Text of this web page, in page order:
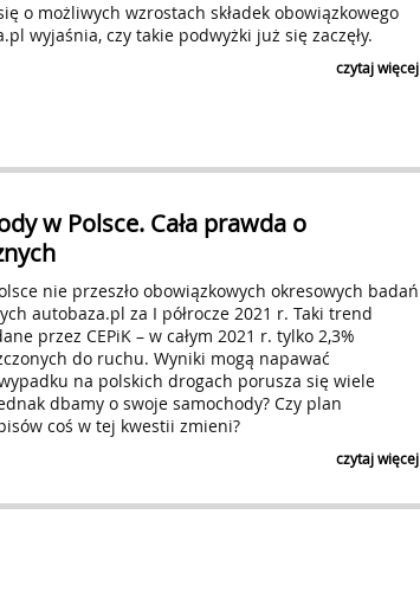
o możliwych wzrostach składek obowiązkowego
wyjaśnia, czy takie podwyżki już się zaczęły.
czytaj więcej
w Polsce. Cała prawda o
nie przeszło obowiązkowych okresowych badań
autobaza.pl za I półrocze 2021 r. Taki trend
przez CEPiK – w całym 2021 r. tylko 2,3%
do ruchu. Wyniki mogą napawać
na polskich drogach porusza się wiele
dbamy o swoje samochody? Czy plan
coś w tej kwestii zmieni?
czytaj więcej